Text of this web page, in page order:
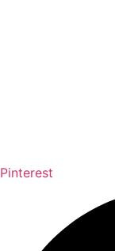
Pinterest